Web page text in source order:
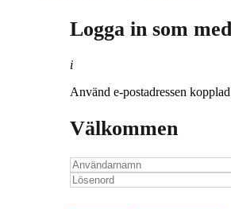
Logga in som
i
Använd e-postadressen
Välkommen